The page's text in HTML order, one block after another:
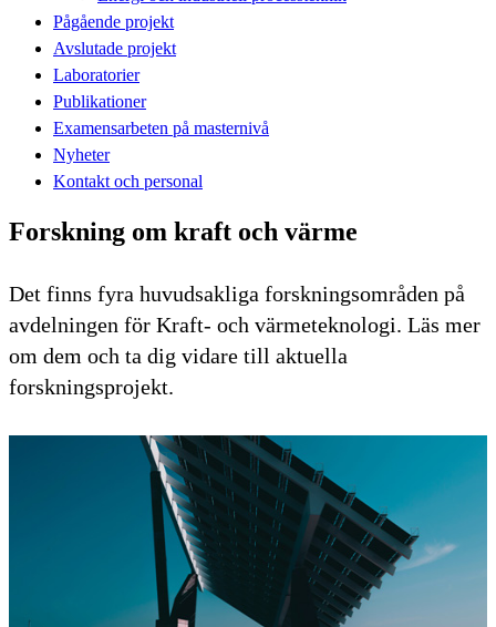
Pågående projekt
Avslutade projekt
Laboratorier
Publikationer
Examensarbeten på masternivå
Nyheter
Kontakt och personal
Forskning om kraft och värme
Det finns fyra huvudsakliga forskningsområden på
avdelningen för Kraft- och värmeteknologi. Läs mer
om dem och ta dig vidare till aktuella
forskningsprojekt.